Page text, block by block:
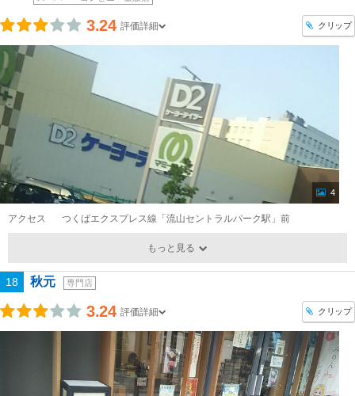
3.24 評価詳細 クリップ
4
アクセス つくばエクスプレス線「流山セントラルパーク駅」前
もっと見る
18 秋元 専門店
3.24 評価詳細 クリップ